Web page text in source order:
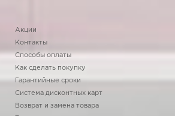
Акции
Контакты
Способы оплаты
Как сделать покупку
Гарантийные сроки
Система дисконтных карт
Возврат и замена товара